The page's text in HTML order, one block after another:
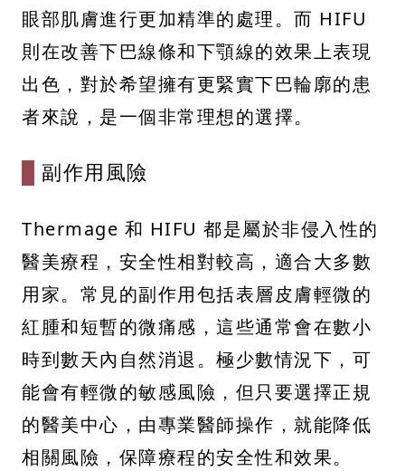
眼部肌膚進行更加精準的處理。而 HIFU
則在改善下巴線條和下顎線的效果上表現
出色，對於希望擁有更緊實下巴輪廓的患
者來說，是一個非常理想的選擇。
副作用風險
Thermage 和 HIFU 都是屬於非侵入性的
醫美療程，安全性相對較高，適合大多數
用家。常見的副作用包括表層皮膚輕微的
紅腫和短暫的微痛感，這些通常會在數小
時到數天內自然消退。極少數情況下，可
能會有輕微的敏感風險，但只要選擇正規
的醫美中心，由專業醫師操作，就能降低
相關風險，保障療程的安全性和效果。